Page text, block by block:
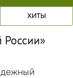
ХИТЫ